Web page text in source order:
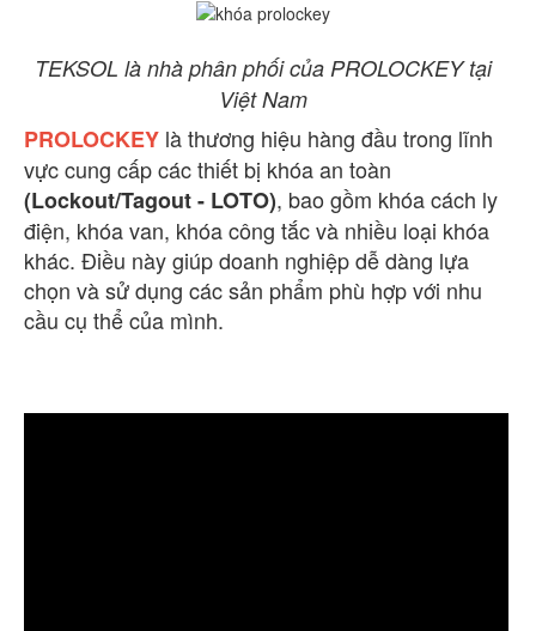
TEKSOL là nhà phân phối của PROLOCKEY tại
Việt Nam
PROLOCKEY là thương hiệu hàng đầu trong lĩnh
vực cung cấp các thiết bị khóa an toàn
(Lockout/Tagout - LOTO), bao gồm khóa cách ly
điện, khóa van, khóa công tắc và nhiều loại khóa
khác. Điều này giúp doanh nghiệp dễ dàng lựa
chọn và sử dụng các sản phẩm phù hợp với nhu
cầu cụ thể của mình.